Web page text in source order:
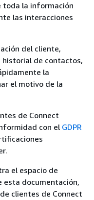
toda la información
las interacciones
del cliente,
historial de contactos,
la
el motivo de la
de Connect
con el GDPR
el espacio de
documentación,
clientes de Connect